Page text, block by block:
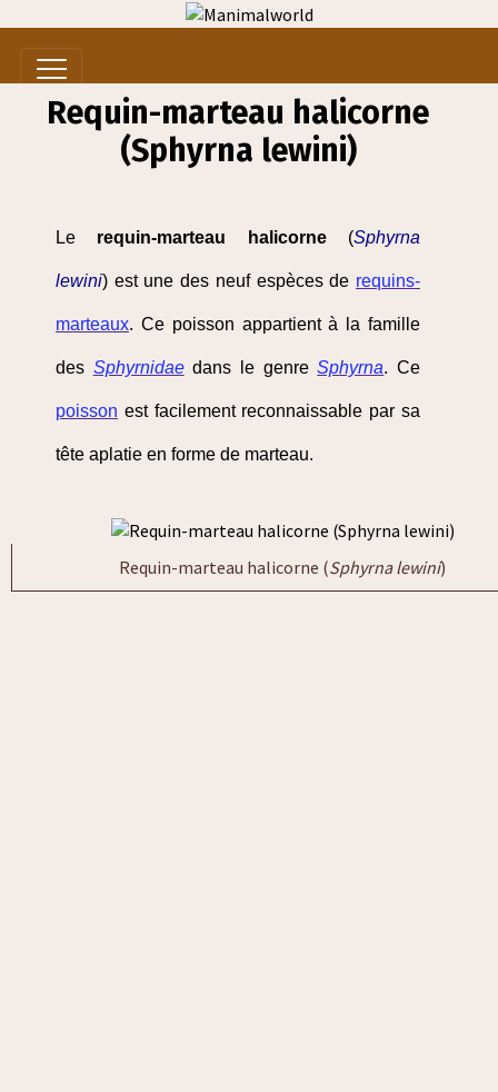
Requin-marteau halicorne
(Sphyrna lewini)
Le requin-marteau halicorne(Sphyrna
lewini) est une des neuf espèces de requins-
marteaux. Ce poisson appartient à la famille
des Sphyrnidaedans le genreSphyrna. Ce
poisson est facilement reconnaissable par sa
tête aplatie en forme de marteau.
Requin-marteau halicorne (Sphyrna lewini)